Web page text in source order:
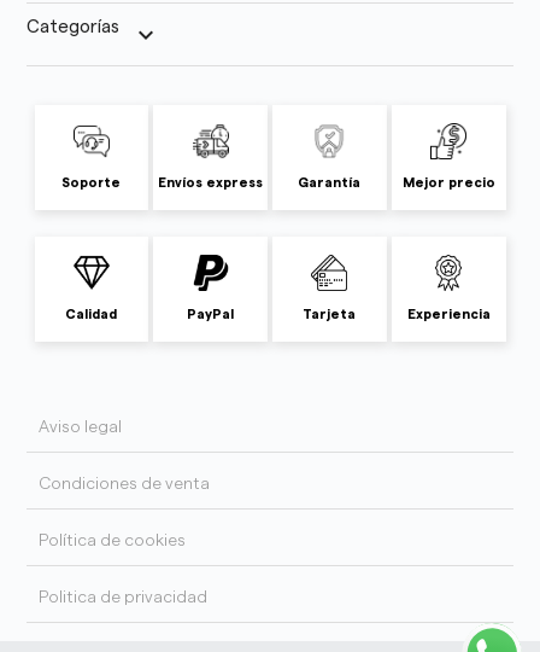
Categorías keyboard_arrow_down
Soporte Envíos express Garantía Mejor precio
Calidad PayPal Tarjeta Experiencia
Aviso legal
Condiciones de venta
Política de cookies
Politica de privacidad